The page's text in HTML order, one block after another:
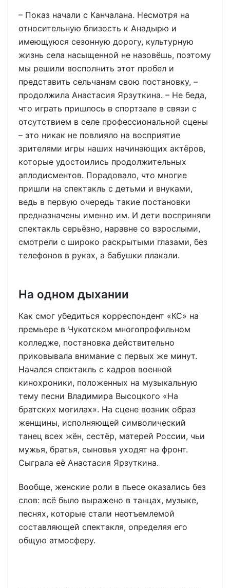
– Показ начали с Канчалана. Несмотря на
относительную близость к Анадырю и
имеющуюся сезонную дорогу, культурную
жизнь села насыщенной не назовёшь, поэтому
мы решили восполнить этот пробел и
представить сельчанам свою постановку, –
продолжила Анастасия Ярзуткина. – Не беда,
что играть пришлось в спортзале в связи с
отсутствием в селе профессиональной сцены
– это никак не повлияло на восприятие
зрителями игры наших начинающих актёров,
которые удостоились продолжительных
аплодисментов. Порадовало, что многие
пришли на спектакль с детьми и внуками,
ведь в первую очередь такие постановки
предназначены именно им. И дети восприняли
спектакль серьёзно, наравне со взрослыми,
смотрели с широко раскрытыми глазами, без
телефонов в руках, а бабушки плакали.
На одном дыхании
Как смог убедиться корреспондент «КС» на
премьере в Чукотском многопрофильном
колледже, постановка действительно
приковывала внимание с первых же минут.
Начался спектакль с кадров военной
кинохроники, положенных на музыкальную
тему песни Владимира Высоцкого «На
братских могилах». На сцене возник образ
женщины, исполняющей символический
танец всех жён, сестёр, матерей России, чьи
мужья, братья, сыновья уходят на фронт.
Сыграла её Анастасия Ярзуткина.
Вообще, женские роли в пьесе оказались без
слов: всё было выражено в танцах, музыке,
песнях, которые стали неотъемлемой
составляющей спектакля, определяя его
общую атмосферу.